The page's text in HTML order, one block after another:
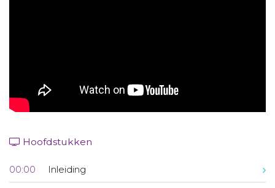
Hoofdstukken
00:00 Inleiding